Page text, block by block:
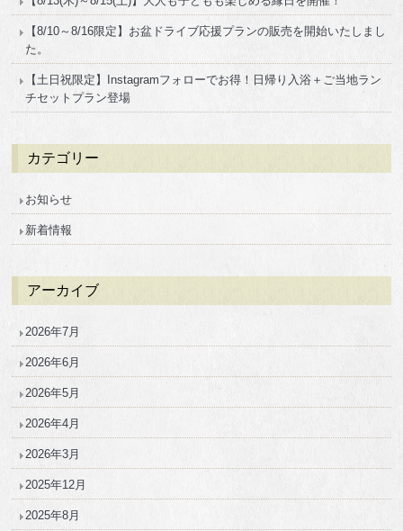
【8/10～8/16限定】お盆ドライブ応援プランの販売を開始いたしまし
た。
【土日祝限定】Instagramフォローでお得！日帰り入浴＋ご当地ラン
チセットプラン登場
カテゴリー
お知らせ
新着情報
アーカイブ
2026年7月
2026年6月
2026年5月
2026年4月
2026年3月
2025年12月
2025年8月